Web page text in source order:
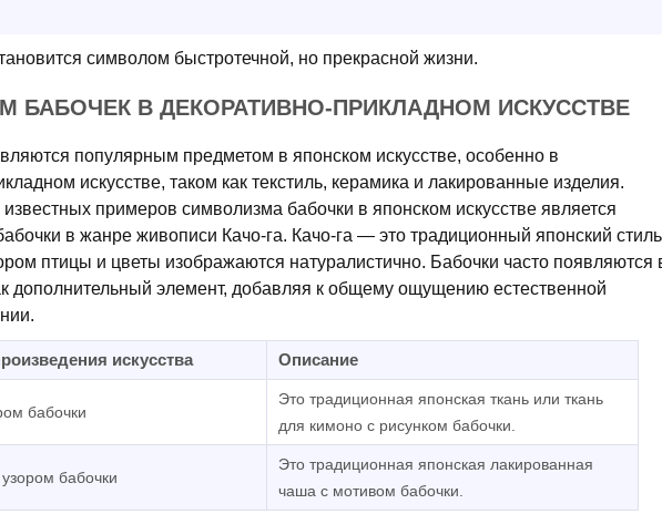
символом быстротечной, но прекрасной жизни.
БАБОЧЕК В ДЕКОРАТИВНО-ПРИКЛАДНОМ ИСКУССТВЕ
популярным предметом в японском искусстве, особенно в
искусстве, таком как текстиль, керамика и лакированные изделия.
примеров символизма бабочки в японском искусстве является
в жанре живописи Качо-га. Качо-га — это традиционный японский стиль
птицы и цветы изображаются натуралистично. Бабочки часто появляются
дополнительный элемент, добавляя к общему ощущению естественной
искусства Описание
бабочки
Это традиционная японская ткань или ткань
для кимоно с рисунком бабочки.
бабочки
Это традиционная японская лакированная
чаша с мотивом бабочки.